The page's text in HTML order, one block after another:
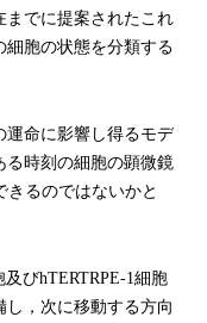
までに提案されたこれ
細胞の状態を分類する
運命に影響し得るモデ
る時刻の細胞の顕微鏡
るのではないかと
びhTERTRPE-1細胞
，次に移動する方向